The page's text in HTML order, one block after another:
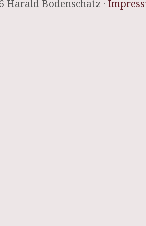
Harald Bodenschatz ·